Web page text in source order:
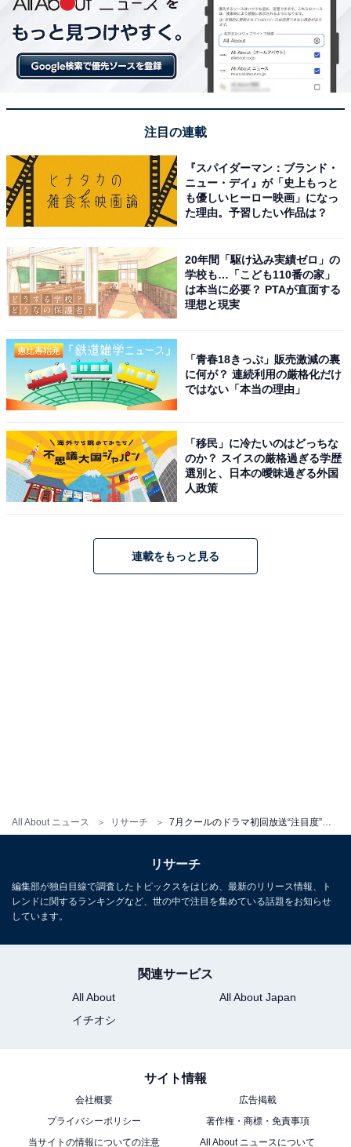
All About ニュース リサーチ
かもしれませんね。
※コメントは原文ママです
ライター／編集者。女性向けサイト編集、兼業ライター
を経て現在はフリー。おもにインタビュー記事や漫画書
評、旅行コラムを執筆。
期待している「夏ドラマ」ランキング！ 1位は
『真夏のシンデレラ』、2位は？【2023年】
注目の連載
『スパイダーマン：ブランド・
ニュー・デイ』が「史上もっと
も優しいヒーロー映画」になっ
た理由。予習したい作品は？
20年間「駆け込み実績ゼロ」の
学校も…「こども110番の家」
は本当に必要？ PTAが直面する
理想と現実
「青春18きっぷ」販売激減の裏
に何が？ 連続利用の厳格化だけ
ではない「本当の理由」
「移民」に冷たいのはどっちな
のか？ スイスの厳格過ぎる学歴
選別と、日本の曖昧過ぎる外国
人政策
連載をもっと見る
リサーチ
編集部が独自目線で調査したトピックスをはじめ、最新のリリース情報、ト
レンドに関するランキングなど、世の中で注目を集めている話題をお知らせ
しています。
関連サービス
All About
All About Japan
イチオシ
サイト情報
会社概要
広告掲載
プライバシーポリシー
著作権・商標・免責事項
当サイトの情報についての注意
All About ニュースについて